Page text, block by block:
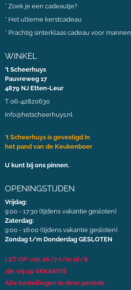
* Zoek je een cadeautje?
* Het ultieme kerstcadeau
* Prachtig sinterklaas cadeau voor mannen
WINKEL
't Scheerhuys
Pauvreweg 17
4879 NJ Etten-Leur
T 06-42820630
info@hetscheerhuys.nl
't Scheerhuys is gevestigd in
het pand van de Keukenboer
U kunt bij ons pinnen.
OPENINGSTIJDEN
Vrijdag:
9:00 - 17:30 (tijdens vakantie gesloten)
Zaterdag:
9:00 - 16:00 (tijdens vakantie gesloten)
Zondag t/m Donderdag GESLOTEN
LET OP: van 26/7 t/m 16/8
zijn wij op VAKANTIE
Alle bestellingen in deze periode